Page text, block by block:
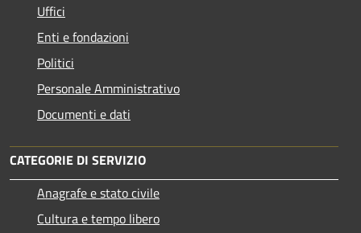
Uffici
Enti e fondazioni
Politici
Personale Amministrativo
Documenti e dati
CATEGORIE DI SERVIZIO
Anagrafe e stato civile
Cultura e tempo libero